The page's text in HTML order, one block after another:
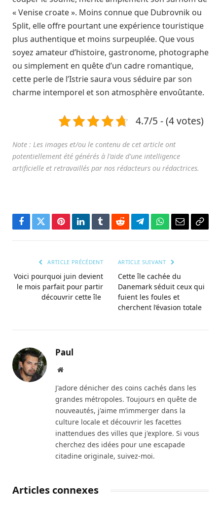
« Venise croate ». Moins connue que Dubrovnik ou
Split, elle offre pourtant une expérience touristique
plus authentique et moins surpeuplée. Que vous
soyez amateur d’histoire, gastronome, photographe
ou simplement en quête d’un cadre romantique,
cette perle de l’Istrie saura vous séduire par son
charme intemporel et son atmosphère envoûtante.
4.7/5 - (4 votes)
Facebook
TwitterPinterestLinkedInTumblrRedditTélégramme
WhatsApp
Courriel
ARTICLE PRÉCÉDENT
Voici pourquoi juin devient
le mois parfait pour partir
découvrir cette île
ARTICLE SUIVANT
Cette île cachée du
Danemark séduit ceux qui
fuient les foules et
cherchent l’évasion totale
Paul
Site
J'adore dénicher des coins cachés dans les
grandes métropoles. Toujours en quête de
nouveautés, j'aime m’immerger dans la
culture locale et découvrir les facettes
inattendues des villes que j'explore. Si vous
cherchez des idées pour une escapade
citadine originale, suivez-moi.
Articles connexes